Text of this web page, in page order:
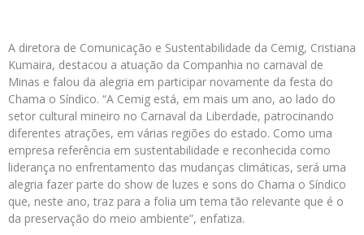
A diretora de Comunicação e Sustentabilidade da Cemig, Cristiana
Kumaira, destacou a atuação da Companhia no carnaval de
Minas e falou da alegria em participar novamente da festa do
Chama o Síndico. “A Cemig está, em mais um ano, ao lado do
setor cultural mineiro no Carnaval da Liberdade, patrocinando
diferentes atrações, em várias regiões do estado. Como uma
empresa referência em sustentabilidade e reconhecida como
liderança no enfrentamento das mudanças climáticas, será uma
alegria fazer parte do show de luzes e sons do Chama o Síndico
que, neste ano, traz para a folia um tema tão relevante que é o
da preservação do meio ambiente”, enfatiza.